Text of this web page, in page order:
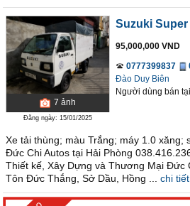
7 ảnh
Đăng ngày: 15/01/2025
Suzuki Super
95,000,000 VND
0777399837
Đào Duy Biên
Người dùng bán tại
Xe tải thùng; màu Trắng; máy 1.0 xăng;
Đức Chi Autos tại Hải Phòng
Thiết kế, Xây Dựng và Thương Mại Đức
Tôn Đức Thắng, Sở Dầu, Hồng ...
chi tiết